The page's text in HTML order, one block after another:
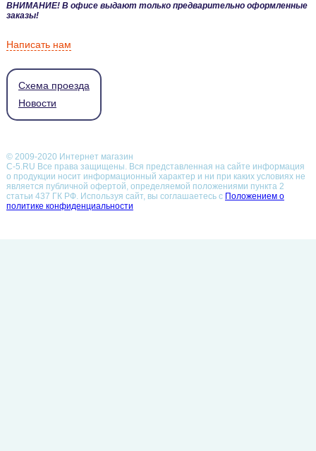
ВНИМАНИЕ! В офисе выдают только предварительно оформленные
заказы!
Написать нам
Схема проезда
Новости
© 2009-2020 Интернет магазин
С-5.RU Все права защищены. Вся представленная на сайте информация
о продукции носит информационный характер и ни при каких условиях не
является публичной офертой, определяемой положениями пункта 2
статьи 437 ГК РФ.Используя сайт, вы соглашаетесь с Положением о
политике конфиденциальности